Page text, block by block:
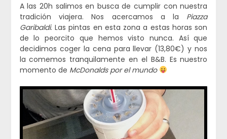
A las 20h salimos en busca de cumplir con nuestra
tradición viajera. Nos acercamos a la Piazza
Garibaldi. Las pintas en esta zona a estas horas son
de lo peorcito que hemos visto nunca. Así que
decidimos coger la cena para llevar (13,80€) y nos
la comemos tranquilamente en el B&B. Es nuestro
momento de McDonalds por el mundo